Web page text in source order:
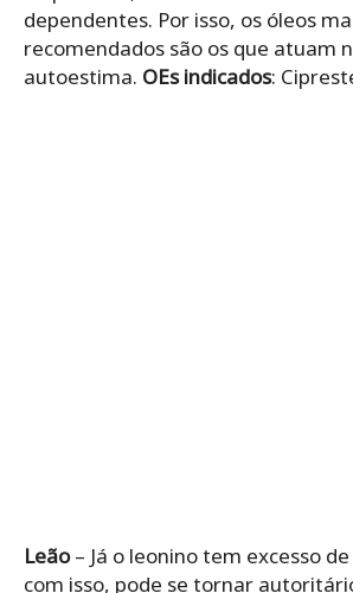
dependentes. Por isso, os óleos
recomendados são os que atuam
autoestima. OEs indicados:
Leão– Já o leonino tem excesso
com isso, pode se tornar